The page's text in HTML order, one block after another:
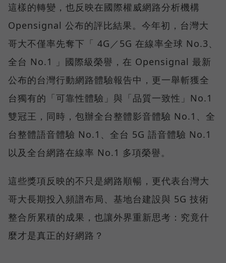
這樣的轉變，也反映在國際權威網路分析機構
Opensignal 公布的評比結果。今年初，台灣大
哥大不僅率先奪下「 4G／5G 在線率全球 No.3、
全台 No.1 」國際級榮譽，在 Opensignal 最新
公布的台灣行動網路體驗報告中，更一舉斬獲全
台獨有的「可靠性體驗」與「品質一致性」No.1
雙冠王，同時，包辦全台整體影音體驗 No.1、全
台整體語音體驗 No.1、全台 5G 語音體驗 No.1
以及全台網路在線率 No.1 多項榮譽。
這些獎項反映的不只是網路順暢，更代表台灣大
哥大長期投入頻譜布局、基地台建設與 5G 技術
整合所累積的成果，也讓外界重新思考：究竟什
麼才是真正的好網路？